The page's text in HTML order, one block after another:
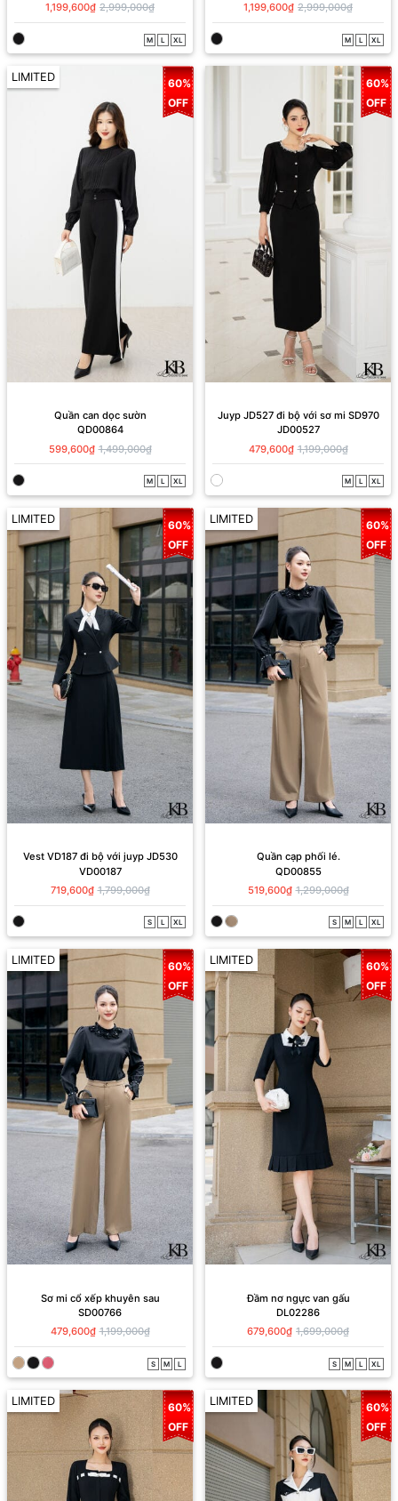
1,199,600₫ 2,999,000₫
M L XL
1,199,600₫ 2,999,000₫
M L XL
LIMITED
60%
OFF
Quần can dọc sườn
QD00864
599,600₫ 1,499,000₫
M L XL
60%
OFF
Juyp JD527 đi bộ với sơ mi SD970
JD00527
479,600₫ 1,199,000₫
M L XL
LIMITED
60%
OFF
Vest VD187 đi bộ với juyp JD530
VD00187
719,600₫ 1,799,000₫
S L XL
LIMITED
60%
OFF
Quần cạp phối lé.
QD00855
519,600₫ 1,299,000₫
S M L XL
LIMITED
60%
OFF
Sơ mi cổ xếp khuyên sau
SD00766
479,600₫ 1,199,000₫
S M L
LIMITED
60%
OFF
Đầm nơ ngực van gấu
DL02286
679,600₫ 1,699,000₫
S M L XL
LIMITED
60%
OFF
LIMITED
60%
OFF